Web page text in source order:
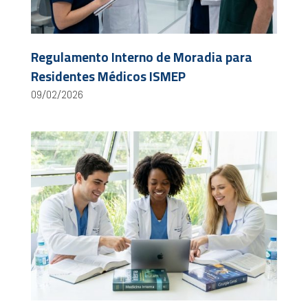
Regulamento Interno de Moradia para
Residentes Médicos ISMEP
09/02/2026